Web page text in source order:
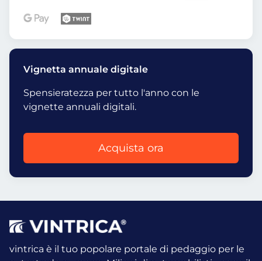
Vignetta annuale digitale
Spensieratezza per tutto l'anno con le
vignette annuali digitali.
Acquista ora
vintrica è il tuo popolare portale di pedaggio per le